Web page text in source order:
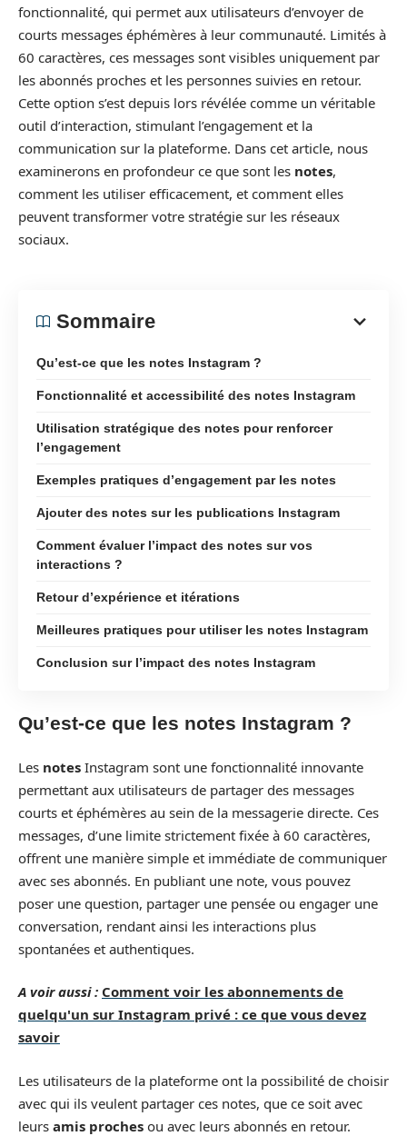
fonctionnalité, qui permet aux utilisateurs d’envoyer de
courts messages éphémères à leur communauté. Limités à
60 caractères, ces messages sont visibles uniquement par
les abonnés proches et les personnes suivies en retour.
Cette option s’est depuis lors révélée comme un véritable
outil d’interaction, stimulant l’engagement et la
communication sur la plateforme. Dans cet article, nous
examinerons en profondeur ce que sont les notes,
comment les utiliser efficacement, et comment elles
peuvent transformer votre stratégie sur les réseaux
sociaux.
Sommaire
Qu’est-ce que les notes Instagram ?
Fonctionnalité et accessibilité des notes Instagram
Utilisation stratégique des notes pour renforcer
l’engagement
Exemples pratiques d’engagement par les notes
Ajouter des notes sur les publications Instagram
Comment évaluer l’impact des notes sur vos
interactions ?
Retour d’expérience et itérations
Meilleures pratiques pour utiliser les notes Instagram
Conclusion sur l’impact des notes Instagram
Qu’est-ce que les notes Instagram ?
Les notes Instagram sont une fonctionnalité innovante
permettant aux utilisateurs de partager des messages
courts et éphémères au sein de la messagerie directe. Ces
messages, d’une limite strictement fixée à 60 caractères,
offrent une manière simple et immédiate de communiquer
avec ses abonnés. En publiant une note, vous pouvez
poser une question, partager une pensée ou engager une
conversation, rendant ainsi les interactions plus
spontanées et authentiques.
A voir aussi : Comment voir les abonnements de
quelqu'un sur Instagram privé : ce que vous devez
savoir
Les utilisateurs de la plateforme ont la possibilité de choisir
avec qui ils veulent partager ces notes, que ce soit avec
leurs amis proches ou avec leurs abonnés en retour.